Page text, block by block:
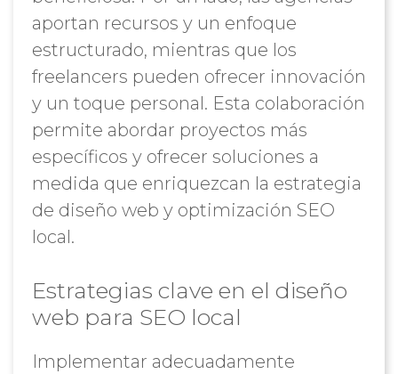
aportan recursos y un enfoque
estructurado, mientras que los
freelancers pueden ofrecer innovación
y un toque personal. Esta colaboración
permite abordar proyectos más
específicos y ofrecer soluciones a
medida que enriquezcan la estrategia
de diseño web y optimización SEO
local.
Estrategias clave en el diseño
web para SEO local
Implementar adecuadamente